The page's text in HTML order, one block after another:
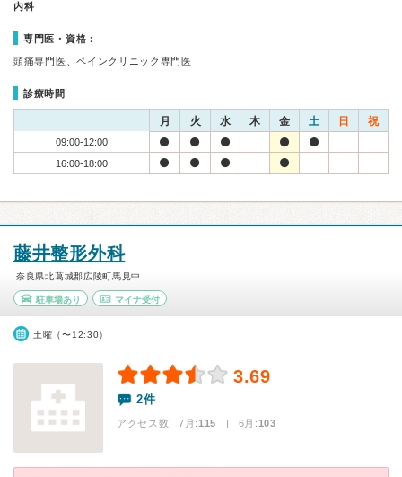
内科
専門医・資格：
頭痛専門医、ペインクリニック専門医
診療時間
月 火 水 木 金 土 日 祝
09:00-12:00
16:00-18:00
藤井整形外科
奈良県北葛城郡広陵町馬見中
駐車場あり マイナ受付
土曜（〜12:30）
3.69
2件
アクセス数 7月:115 | 6月:103